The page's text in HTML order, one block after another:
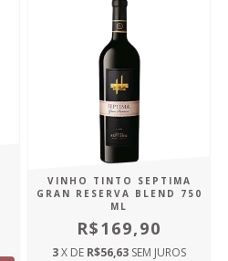
VINHO TINTO SEPTIMA
GRAN RESERVA BLEND 750
ML
R$169,90
3X DE R$56,63 SEM JUROS